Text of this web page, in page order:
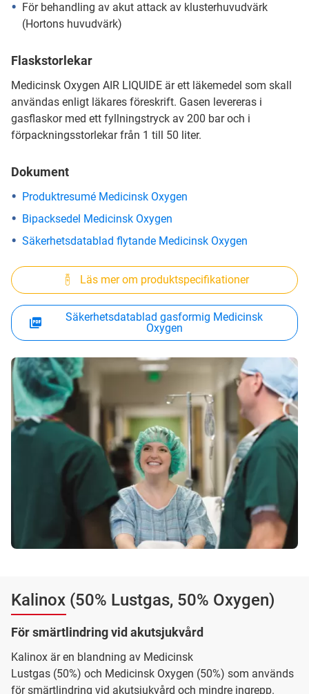
För behandling av akut attack av klusterhuvudvärk
(Hortons huvudvärk)
Flaskstorlekar
Medicinsk Oxygen AIR LIQUIDE är ett läkemedel som skall
användas enligt läkares föreskrift. Gasen levereras i
gasflaskor med ett fyllningstryck av 200 bar och i
förpackningsstorlekar från 1 till 50 liter.
Dokument
Produktresumé Medicinsk Oxygen
Bipacksedel Medicinsk Oxygen
Säkerhetsdatablad flytande Medicinsk Oxygen
Läs mer om produktspecifikationer
Säkerhetsdatablad gasformig Medicinsk
Oxygen
Kalinox (50% Lustgas, 50% Oxygen)
För smärtlindring vid akutsjukvård
Kalinox är en blandning av Medicinsk
Lustgas (50%) och Medicinsk Oxygen (50%) som används
för smärtlindring vid akutsjukvård och mindre ingrepp.